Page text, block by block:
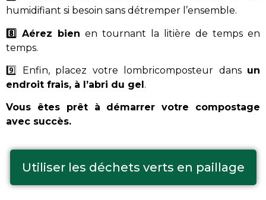
humidifiant si besoin sans détremper l’ensemble.
8️⃣ Aérez bien en tournant la litière de temps en
temps.
9️⃣ Enfin, placez votre lombricomposteur dans un
endroit frais, à l’abri du gel.
Vous êtes prêt à démarrer votre compostage
avec succès.
Utiliser les déchets verts en paillage